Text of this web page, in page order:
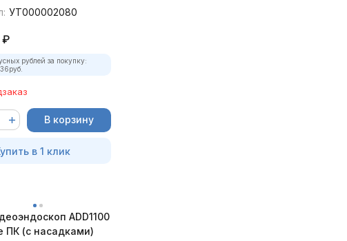
УТ000002080
₽
рублей за покупку:
руб.
В корзину
в 1 клик
ADD1100
ПК (с насадками)